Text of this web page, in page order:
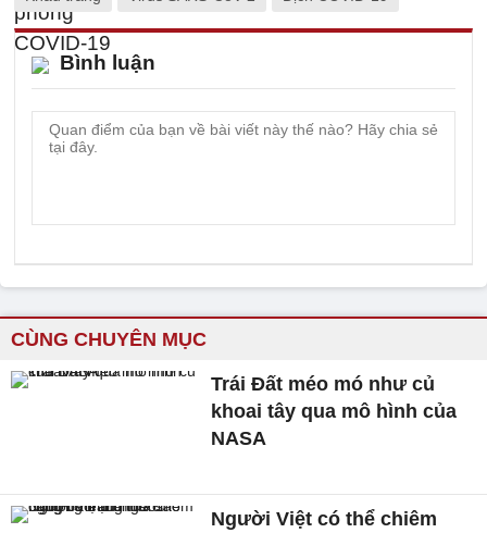
Bình luận
CÙNG CHUYÊN MỤC
Trái Đất méo mó như củ
khoai tây qua mô hình của
NASA
Người Việt có thể chiêm